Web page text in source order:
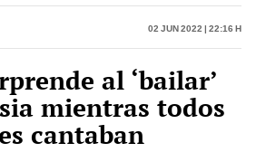
02 Jun 2022 | 22:16 h
al ‘bailar’
mientras todos
cantaban